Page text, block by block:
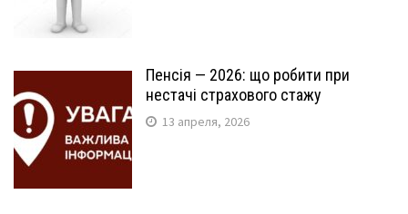
Пенсія — 2026: що робити при
нестачі страхового стажу
13 апреля, 2026